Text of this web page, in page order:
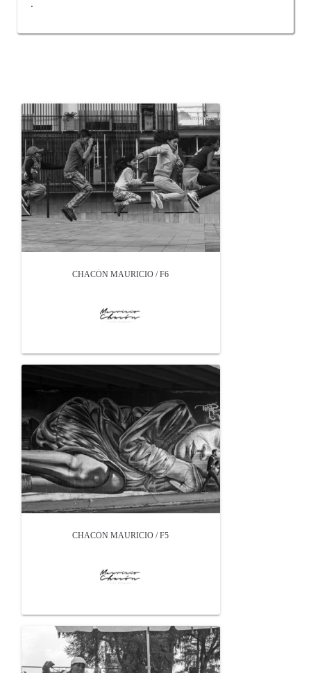
.
CHACÓN MAURICIO / F6
CHACÓN MAURICIO / F5